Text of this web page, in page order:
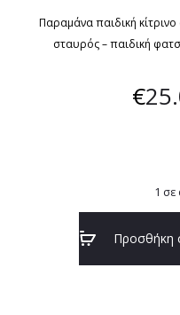
Παραμάνα παιδική
σταυρός – παιδική
€
1
Προσθήκη